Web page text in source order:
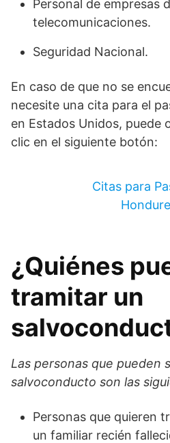
Personal de empresas
telecomunicaciones.
Seguridad Nacional.
En caso de que no se
necesite una cita para el
en Estados Unidos, puede
clic en el siguiente botón:
Citas para
¿Quiénes
tramitar un
Las personas que pueden
salvoconducto son las
Personas que quieren
un familiar recién